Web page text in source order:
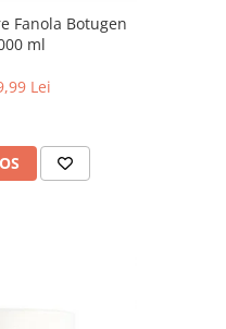
Fanola Botugen
ml
Lei